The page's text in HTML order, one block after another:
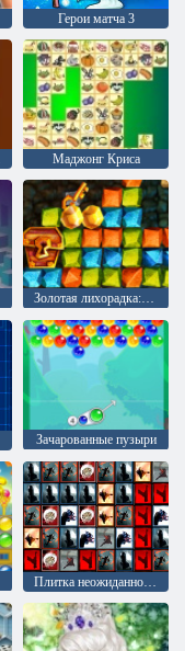
Герои матча 3
Маджонг Криса
Золотая лихорадка: Охотник за сокровищами
Зачарованные пузыри
Плитка неожиданностей